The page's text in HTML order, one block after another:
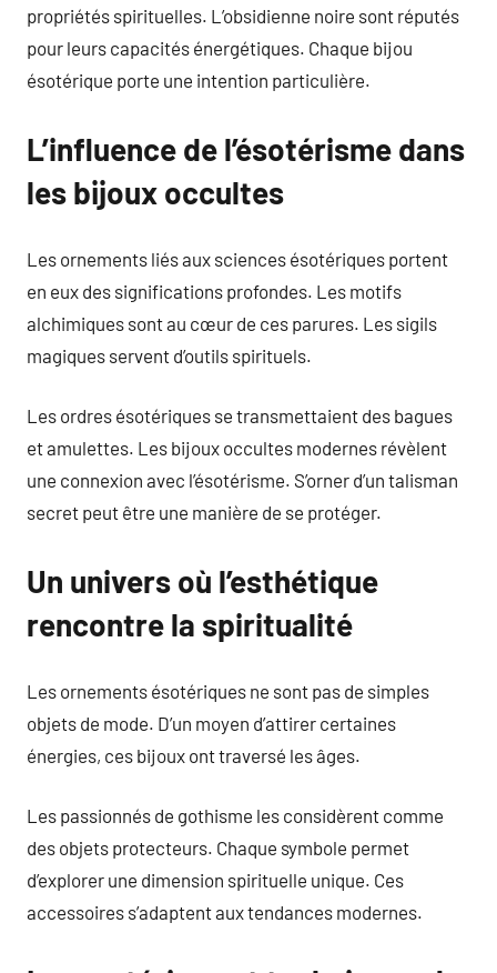
propriétés spirituelles. L’obsidienne noire sont réputés
pour leurs capacités énergétiques. Chaque bijou
ésotérique porte une intention particulière.
L’influence de l’ésotérisme dans
les bijoux occultes
Les ornements liés aux sciences ésotériques portent
en eux des significations profondes. Les motifs
alchimiques sont au cœur de ces parures. Les sigils
magiques servent d’outils spirituels.
Les ordres ésotériques se transmettaient des bagues
et amulettes. Les bijoux occultes modernes révèlent
une connexion avec l’ésotérisme. S’orner d’un talisman
secret peut être une manière de se protéger.
Un univers où l’esthétique
rencontre la spiritualité
Les ornements ésotériques ne sont pas de simples
objets de mode. D’un moyen d’attirer certaines
énergies, ces bijoux ont traversé les âges.
Les passionnés de gothisme les considèrent comme
des objets protecteurs. Chaque symbole permet
d’explorer une dimension spirituelle unique. Ces
accessoires s’adaptent aux tendances modernes.